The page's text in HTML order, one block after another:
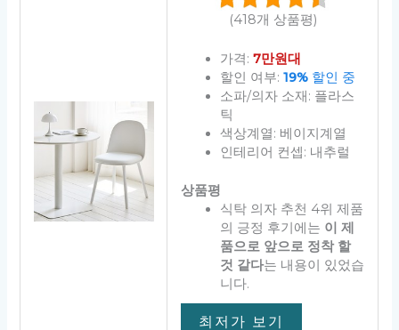
(418개 상품평)
가격: 7만원대
할인 여부: 19%할인 중
소파/의자 소재: 플라스
틱
색상계열: 베이지계열
인테리어 컨셉: 내추럴
상품평
식탁 의자 추천 4위 제품
의 긍정 후기에는 이 제
품으로 앞으로 정착 할
것 같다는 내용이 있었습
니다.
최저가 보기